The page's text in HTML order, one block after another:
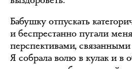
Бабушку отпускать
и беспрестанно пугали
перспективами, связанными
Я собрала волю в кулак и в